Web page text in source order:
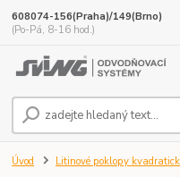
608074-156(Praha)/149(Brno)
(Po-Pá, 8-16 hod.)
Úvod Litinové poklopy